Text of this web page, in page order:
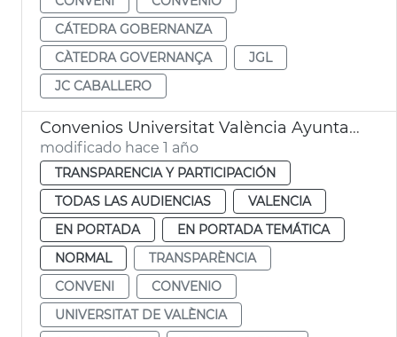
CÁTEDRA GOBERNANZA
CÀTEDRA GOVERNANÇA
JGL
JC CABALLERO
Convenios Universitat València Ayuntamiento Buen Gobierno
modificado hace 1 año
TRANSPARENCIA Y PARTICIPACIÓN
TODAS LAS AUDIENCIAS
VALENCIA
EN PORTADA
EN PORTADA TEMÁTICA
NORMAL
TRANSPARÈNCIA
CONVENI
CONVENIO
UNIVERSITAT DE VALÈNCIA